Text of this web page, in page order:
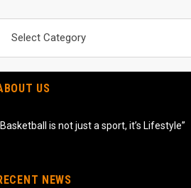
Select Category
US
is not just a sport, it’s Lifestyle”
NEWS